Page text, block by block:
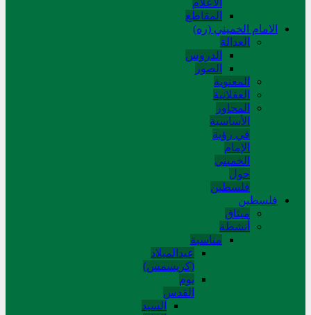
المقاطع
الامام الخميني (ره)
العدالة
الدروس
الصور
المعنوية
العقلانية
المحاور
الأساسیة
في رؤیة
الإمام
الخمیني
حول
فلسطین
فلسطین
میثاق
أنشطة
مناسبة
عیدالمیلاد
(کریسمس)
یوم
القدس
السید